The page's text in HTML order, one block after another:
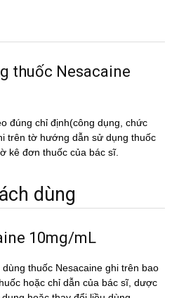
thuốc Nesacaine
đúng chỉ định(công dụng, chức
trên tờ hướng dẫn sử dụng thuốc
kê đơn thuốc của bác sĩ.
dùng
10mg/mL
thuốc Nesacaine ghi trên bao
hoặc chỉ dẫn của bác sĩ, dược